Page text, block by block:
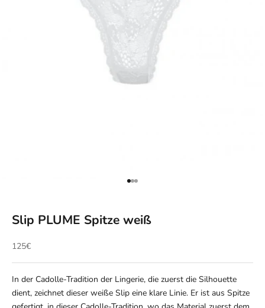
Gehe zu Element 1
Gehe zu Element 2
Gehe zu Element 3
Slip PLUME Spitze weiß
Angebot
125€
In der Cadolle-Tradition der Lingerie, die zuerst die Silhouette
dient, zeichnet dieser weiße Slip eine klare Linie. Er ist aus Spitze